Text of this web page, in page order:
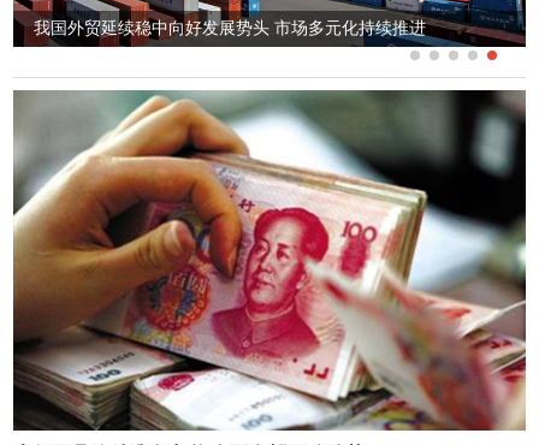
我国外贸延续稳中向好发展势头 市场多元化持续推进